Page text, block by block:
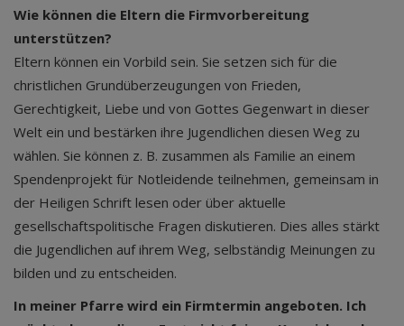
Wie können die Eltern die Firmvorbereitung
unterstützen?
Eltern können ein Vorbild sein. Sie setzen sich für die
christlichen Grundüberzeugungen von Frieden,
Gerechtigkeit, Liebe und von Gottes Gegenwart in dieser
Welt ein und bestärken ihre Jugendlichen diesen Weg zu
wählen. Sie können z. B. zusammen als Familie an einem
Spendenprojekt für Notleidende teilnehmen, gemeinsam in
der Heiligen Schrift lesen oder über aktuelle
gesellschaftspolitische Fragen diskutieren. Dies alles stärkt
die Jugendlichen auf ihrem Weg, selbständig Meinungen zu
bilden und zu entscheiden.
In meiner Pfarre wird ein Firmtermin angeboten. Ich